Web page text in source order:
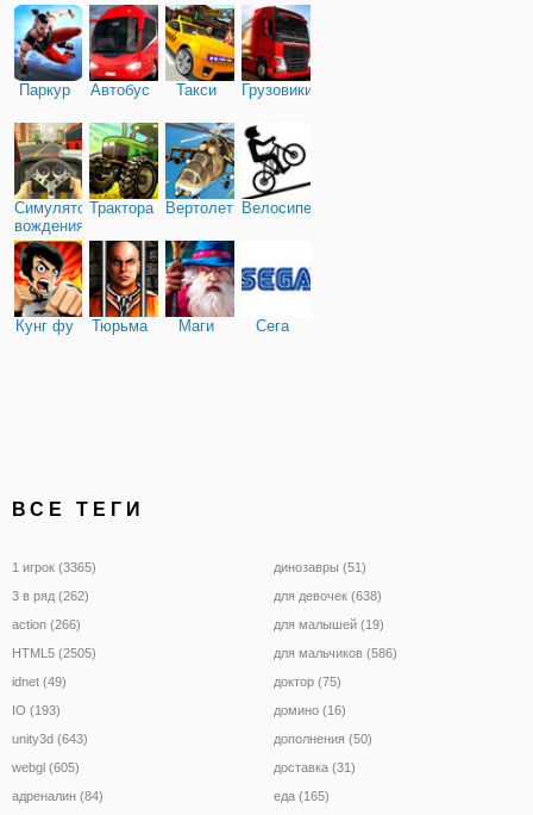
Паркур Автобус Такси Грузовики
Симулятор
вождения
Трактора ВертолетыВелосипед
Кунг фу Тюрьма Маги Сега
ВСЕ ТЕГИ
1 игрок (3365)
3 в ряд (262)
action (266)
HTML5 (2505)
idnet (49)
IO (193)
unity3d (643)
webgl (605)
адреналин (84)
динозавры (51)
для девочек (638)
для малышей (19)
для мальчиков (586)
доктор (75)
домино (16)
дополнения (50)
доставка (31)
еда (165)